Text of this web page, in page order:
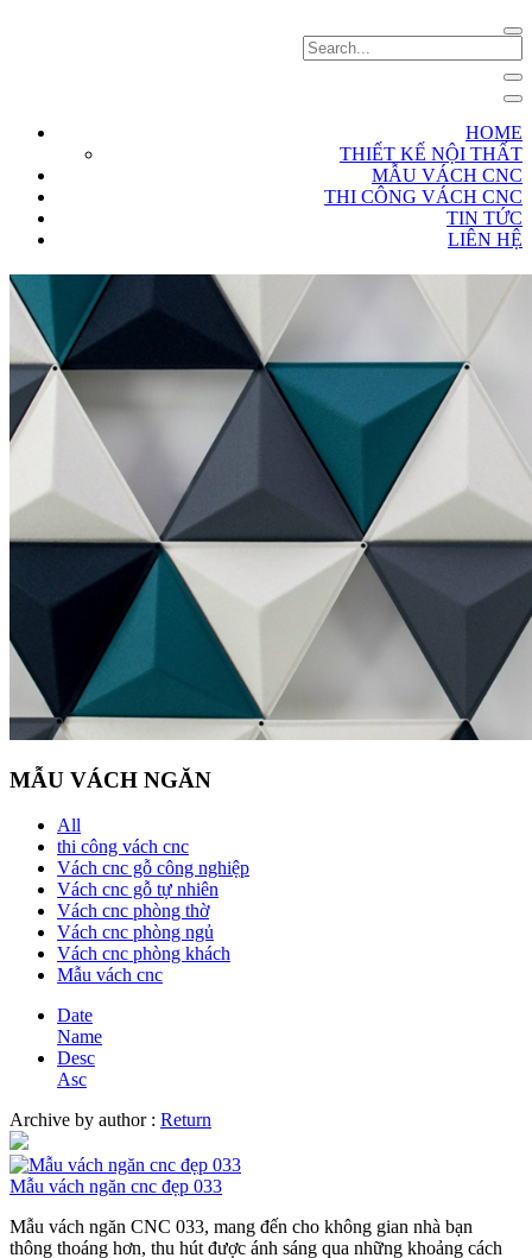
HOME
THIẾT KẾ NỘI THẤT
MẪU VÁCH CNC
THI CÔNG VÁCH CNC
TIN TỨC
LIÊN HỆ
MẪU VÁCH NGĂN
All
thi công vách cnc
Vách cnc gỗ công nghiệp
Vách cnc gỗ tự nhiên
Vách cnc phòng thờ
Vách cnc phòng ngủ
Vách cnc phòng khách
Mẫu vách cnc
Date
Name
Desc
Asc
Archive by author : Return
Mẫu vách ngăn cnc đẹp 033
Mẫu vách ngăn CNC 033, mang đến cho không gian nhà bạn
thông thoáng hơn, thu hút được ánh sáng qua những khoảng cách